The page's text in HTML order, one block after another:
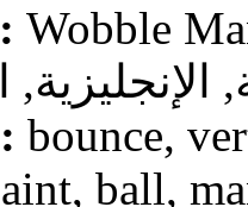
المحتوى:
الإنجليزية,
العلامات: bounce,
ball,